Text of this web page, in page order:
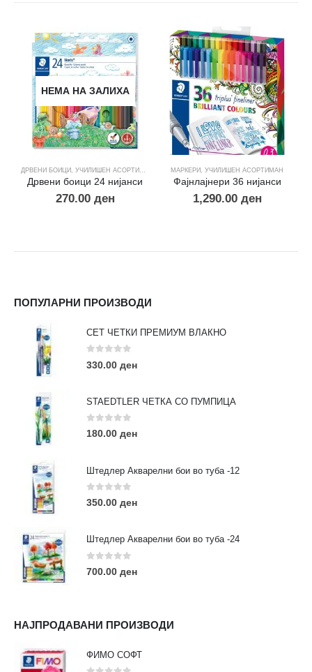
НЕМА НА ЗАЛИХА
ДРВЕНИ БОИЦИ , УЧИЛИШЕН АСОРТИМАН
Дрвени боици 24 ниjaнси
270.00 ден
МАРКЕРИ , УЧИЛИШЕН АСОРТИМАН
Фајнлајнери 36 нијанси
1,290.00 ден
ПОПУЛАРНИ ПРОИЗВОДИ
СЕТ ЧЕТКИ ПРЕМИУМ ВЛАКНО
0 out of 5
330.00 ден
STAEDTLER ЧЕТКА СО ПУМПИЦА
0 out of 5
180.00 ден
Штедлер Акварелни бои во туба -12
0out of 5
350.00 ден
Штедлер Акварелни бои во туба -24
0out of 5
700.00 ден
НАЈПРОДАВАНИ ПРОИЗВОДИ
ФИМО СОФТ